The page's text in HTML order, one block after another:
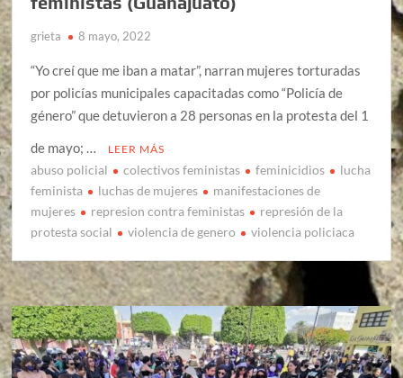
grieta 8 mayo, 2022
“Yo creí que me iban a matar”, narran mujeres torturadas
por policías municipales capacitadas como “Policía de
género” que detuvieron a 28 personas en la protesta del 1
de mayo; …
LEER MÁS
abuso policial colectivos feministas feminicidios
lucha
feminista
luchas de mujeres
manifestaciones de
mujeres
represion contra feministas
represión de la
protesta social
violencia de genero violencia policiaca